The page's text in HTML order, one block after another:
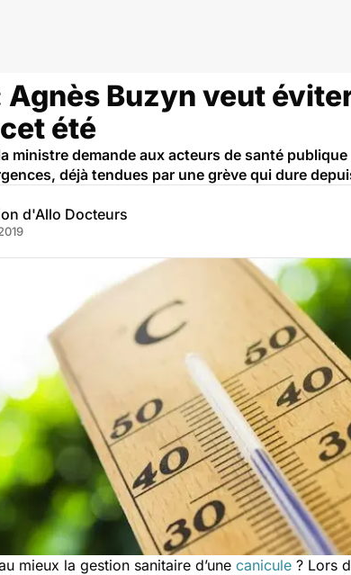
Agnès Buzyn veut
été
ministre demande aux acteurs de santé
déjà tendues par une grève qui dure
d'Allo Docteurs
mieux la gestion sanitaire d’une canicule ? Lors